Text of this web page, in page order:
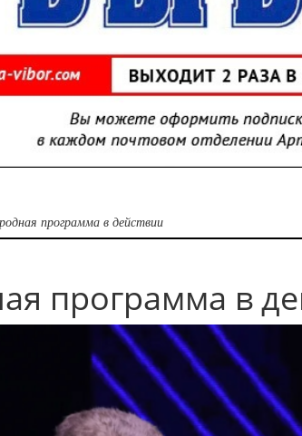
программа в действии
программа в